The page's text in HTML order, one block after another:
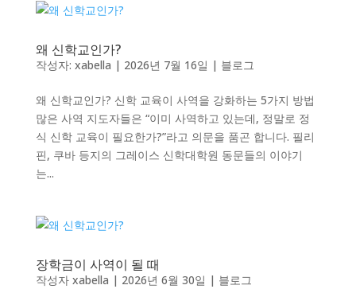
왜 신학교인가?
작성자: xabella | 2026년 7월 16일 | 블로그
왜 신학교인가? 신학 교육이 사역을 강화하는 5가지 방법
많은 사역 지도자들은 “이미 사역하고 있는데, 정말로 정
식 신학 교육이 필요한가?”라고 의문을 품곤 합니다. 필리
핀, 쿠바 등지의 그레이스 신학대학원 동문들의 이야기
는...
장학금이 사역이 될 때
작성자 xabella | 2026년 6월 30일 | 블로그